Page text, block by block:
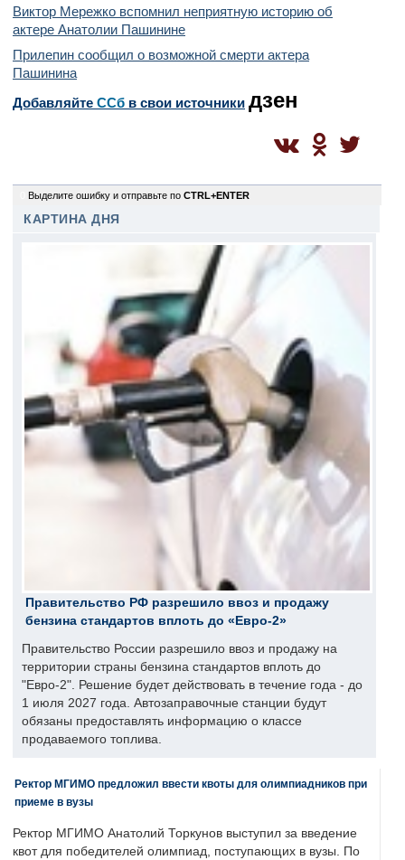
Виктор Мережко вспомнил неприятную историю об
актере Анатолии Пашинине
Прилепин сообщил о возможной смерти актера
Пашинина
Добавляйте CСб в свои источники дзен
Выделите ошибку и отправьте по CTRL+ENTER
КАРТИНА ДНЯ
Правительство РФ разрешило ввоз и продажу
бензина стандартов вплоть до «Евро-2»
Правительство России разрешило ввоз и продажу на
территории страны бензина стандартов вплоть до
"Евро-2". Решение будет действовать в течение года - до
1 июля 2027 года. Автозаправочные станции будут
обязаны предоставлять информацию о классе
продаваемого топлива.
Ректор МГИМО предложил ввести квоты для олимпиадников при
приеме в вузы
Ректор МГИМО Анатолий Торкунов выступил за введение
квот для победителей олимпиад, поступающих в вузы. По